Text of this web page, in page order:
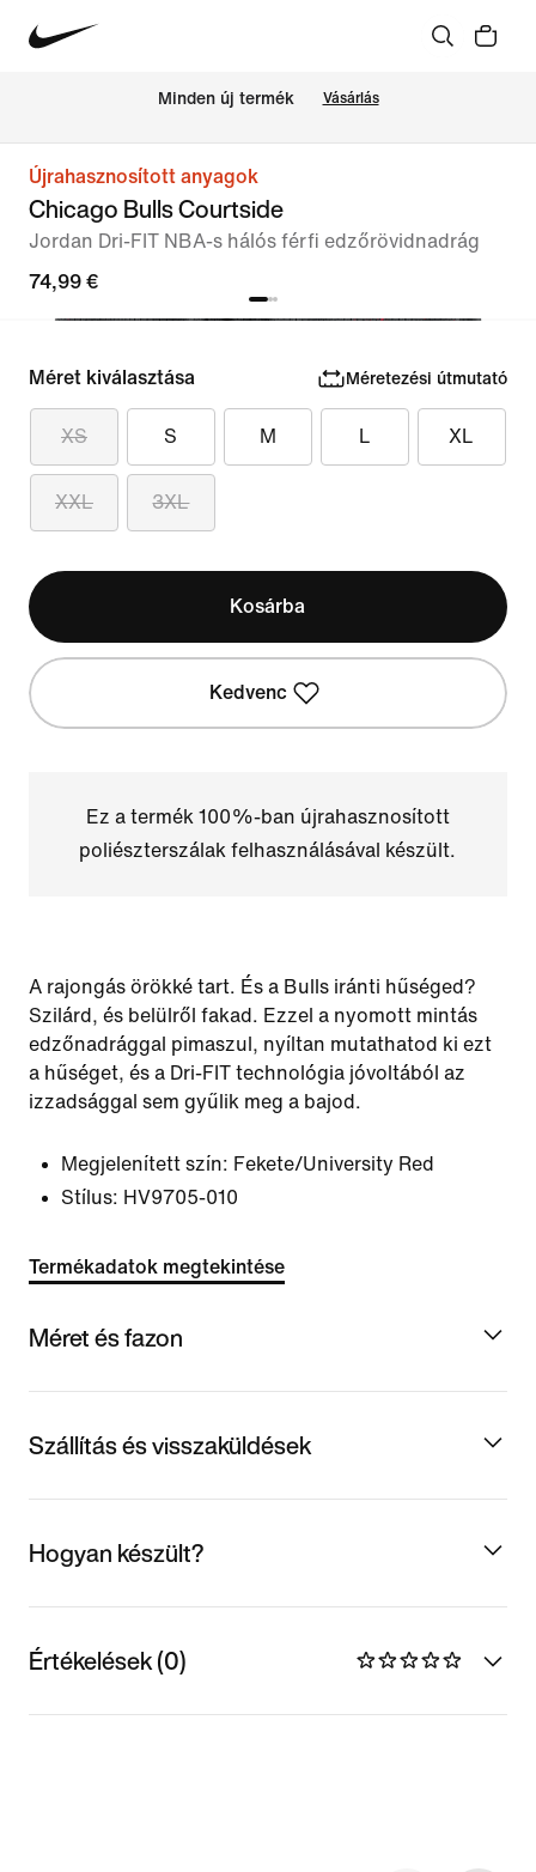
Minden új termék Vásárlás
Újrahasznosított anyagok
Chicago Bulls Courtside
Jordan Dri-FIT NBA-s hálós férfi edzőrövidnadrág
74,99 €
Méret kiválasztása Méretezési útmutató
XS S M L XL
XXL 3XL
Kosárba
Kedvenc
Ez a termék 100%-ban újrahasznosított
poliészterszálak felhasználásával készült.
A rajongás örökké tart. És a Bulls iránti hűséged?
Szilárd, és belülről fakad. Ezzel a nyomott mintás
edzőnadrággal pimaszul, nyíltan mutathatod ki ezt
a hűséget, és a Dri-FIT technológia jóvoltából az
izzadsággal sem gyűlik meg a bajod.
Megjelenített szín: Fekete/University Red
Stílus: HV9705-010
Termékadatok megtekintése
Méret és fazon
Szállítás és visszaküldések
Hogyan készült?
Értékelések (0)